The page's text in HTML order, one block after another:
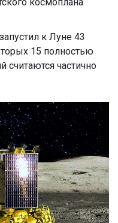
к Луне 43
15 полностью
считаются частично